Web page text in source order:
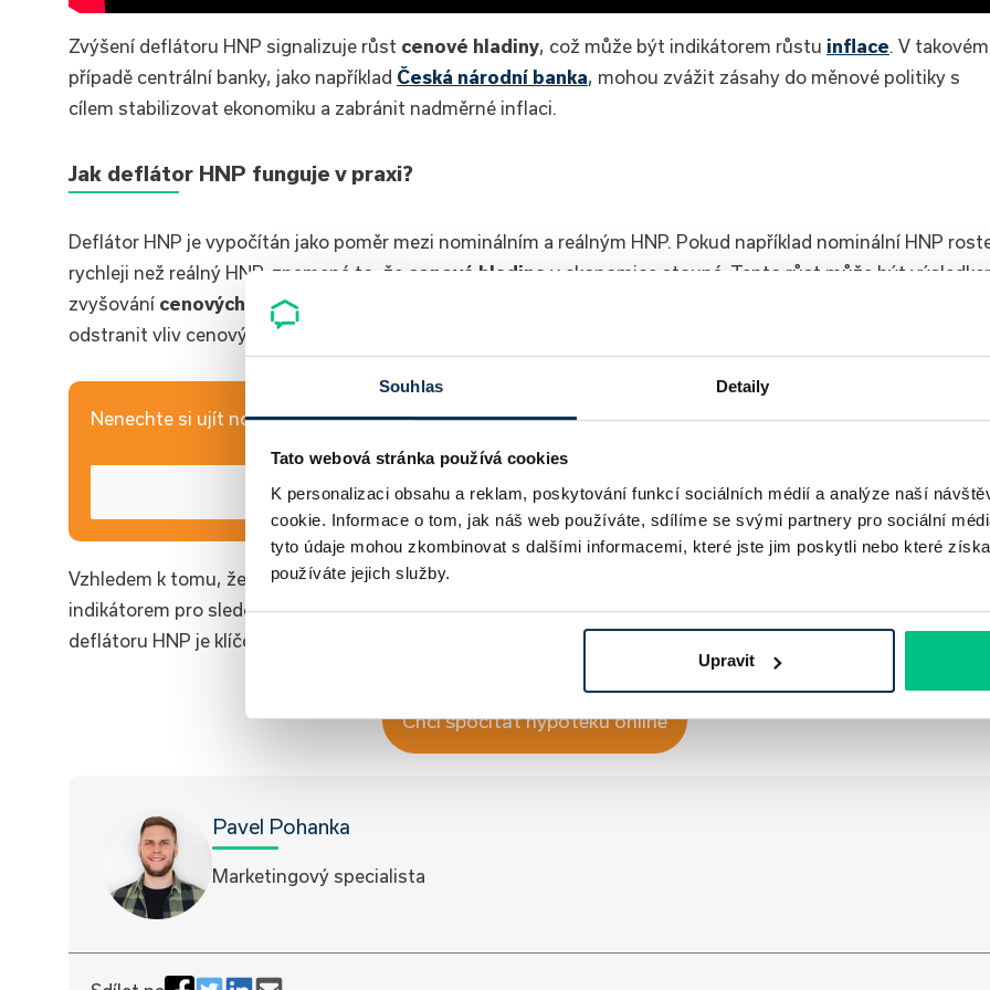
Souhlas Detaily
Tato webová stránka používá cookies
K personalizaci obsahu a reklam, poskytování funkcí sociálních médií a analýze naší
cookie. Informace o tom, jak náš web používáte, sdílíme se svými partnery pro sociální
tyto údaje mohou zkombinovat s dalšími informacemi, které jste jim poskytli nebo které
používáte jejich služby.
Upravit
Zvýšení deflátoru HNP signalizuje růst cenové hladiny, což může být indikátorem růstu inflace . V takovém
případě centrální banky, jako například Česká národní banka, mohou zvážit zásahy do měnové politiky s
cílem stabilizovat ekonomiku a zabránit nadměrné inflaci.
Jak deflátor HNP funguje v praxi?
Deflátor HNP je vypočítán jako poměr mezi nominálním a reálným HNP. Pokud například nominální HNP
rychleji než reálný HNP, znamená to, že cenová hladina v ekonomice stoupá. Tento růst může být
zvyšování cenových tlakův důsledku vyšší poptávky nebo omezení nabídky.
odstranit vliv cenových změn a poskytuje reálný obraz o výkonnosti ekonomiky.
Nenechte si ujít novinky z hypotečního a realitního trhu – pro kupující i profesionály.
Přihlásit
Vzhledem k tomu, že deflátor HNP zahrnuje široké spektrum ekonomických činností, je také vhodným
indikátorem pro sledování dlouhodobých trendů v oblastimakroekonomického růstu. Správná
deflátoru HNP je klíčová pro rozhodování o hospodářské politice a predikci budoucího vývoje ekonomiky.
Chci spočítat hypotéku online
Pavel Pohanka
Marketingový specialista